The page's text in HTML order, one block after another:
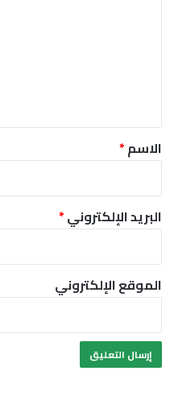
*
الاسم*
البريد الإلكتروني*
الموقع الإلكتروني